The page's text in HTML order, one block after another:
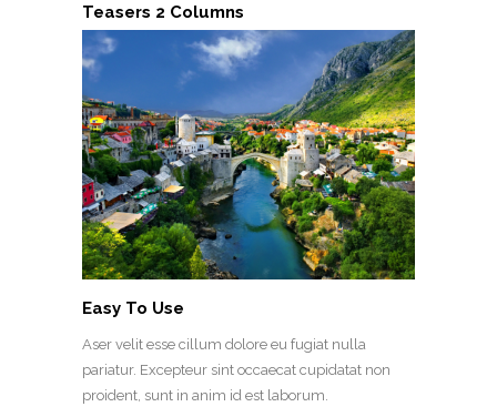
Teasers 2 Columns
Easy To Use
Aser velit esse cillum dolore eu fugiat nulla
pariatur. Excepteur sint occaecat cupidatat non
proident, sunt in anim id est laborum.